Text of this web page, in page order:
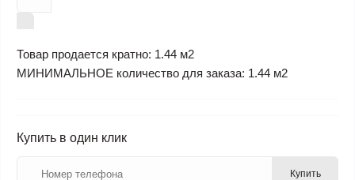
Товар продается кратно: 1.44 м2
МИНИМАЛЬНОЕ количество для заказа: 1.44 м2
Купить в один клик
Купить